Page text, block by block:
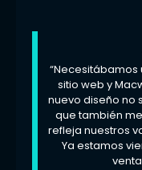
sitio web y
nuevo diseño no
que también
refleja nuestros
Ya estamos